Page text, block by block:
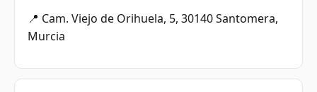
📍 Cam. Viejo de Orihuela, 5, 30140 Santomera,
Murcia